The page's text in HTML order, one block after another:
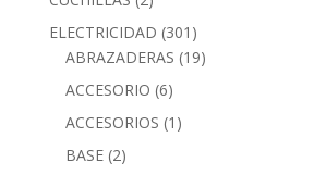
ELECTRICIDAD (301)
ABRAZADERAS (19)
ACCESORIO (6)
ACCESORIOS (1)
BASE (2)